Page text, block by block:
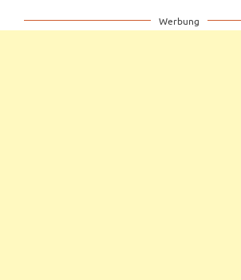
Werbung